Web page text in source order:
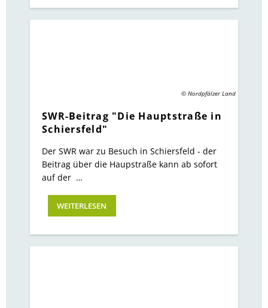
© Nordpfälzer Land
SWR-Beitrag "Die Hauptstraße in
Schiersfeld"
Der SWR war zu Besuch in Schiersfeld - der
Beitrag über die Haupstraße kann ab sofort
auf der …
WEITERLESEN